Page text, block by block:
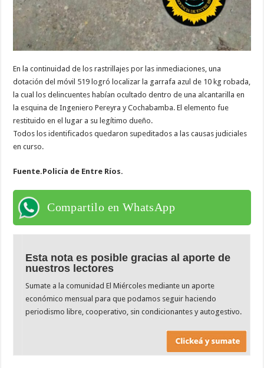
En la continuidad de los rastrillajes por las inmediaciones, una
dotación del móvil 519 logró localizar la garrafa azul de 10 kg robada,
la cual los delincuentes habían ocultado dentro de una alcantarilla en
la esquina de Ingeniero Pereyra y Cochabamba. El elemento fue
restituido en el lugar a su legítimo dueño.
Todos los identificados quedaron supeditados a las causas judiciales
en curso.
Fuente.Policía de Entre Ríos.
Compartilo en WhatsApp
Esta nota es posible gracias al aporte de
nuestros lectores
Sumate a la comunidad El Miércoles mediante un aporte
económico mensual para que podamos seguir haciendo
periodismo libre, cooperativo, sin condicionantes y autogestivo.